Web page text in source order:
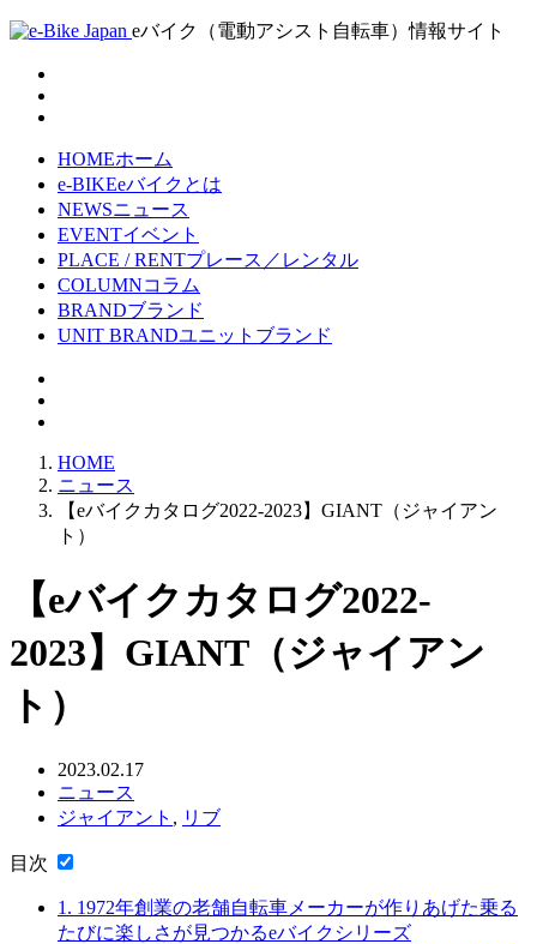
eバイク（電動アシスト自転車）情報サイト
HOMEホーム
e-BIKEeバイクとは
NEWSニュース
EVENTイベント
PLACE / RENTプレース／レンタル
COLUMNコラム
BRANDブランド
UNIT BRANDユニットブランド
HOME
ニュース
【eバイクカタログ2022-2023】GIANT（ジャイアン
ト）
【eバイクカタログ2022-
2023】GIANT（ジャイアン
ト）
2023.02.17
ニュース
ジャイアント , リブ
目次
1. 1972年創業の老舗自転車メーカーが作りあげた乗る
たびに楽しさが見つかるeバイクシリーズ